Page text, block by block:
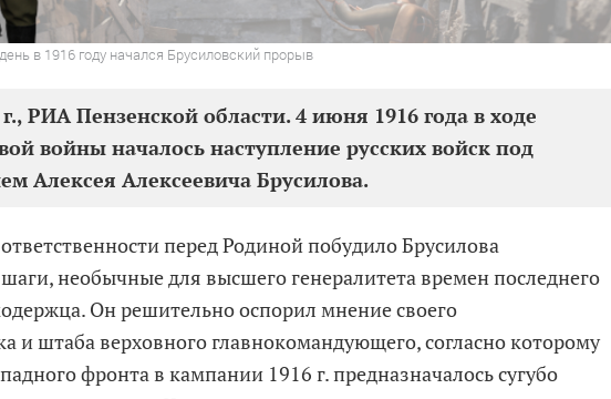
в 1916 году начался Брусиловский прорыв
РИА Пензенской области. 4 июня 1916 года в ходе
войны началось наступление русских войск под
Алексея Алексеевича Брусилова.
перед Родиной побудило Брусилова
необычные для высшего генералитета времен последнего
Он решительно оспорил мнение своего
и штаба верховного главнокомандующего, согласно которому
фронта в кампании 1916 г. предназначалось сугубо